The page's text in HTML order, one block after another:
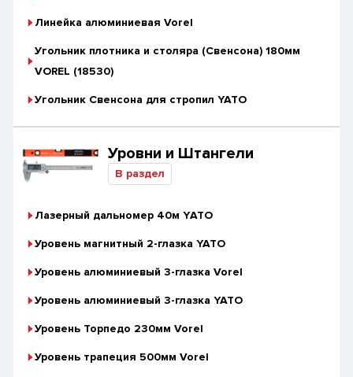
Линейка алюминиевая Vorel
Угольник плотника и столяра (Cвенсона) 180мм
VOREL (18530)
Угольник Свенсона для стропил YATO
Уровни и Штангели
В раздел
Лазерный дальномер 40м YАТО
Уровень магнитный 2-глазка YATO
Уровень алюминиевый 3-глазка Vorel
Уровень алюминиевый 3-глазка YATO
Уровень Торпедо 230мм Vorel
Уровень трапеция 500мм Vorel